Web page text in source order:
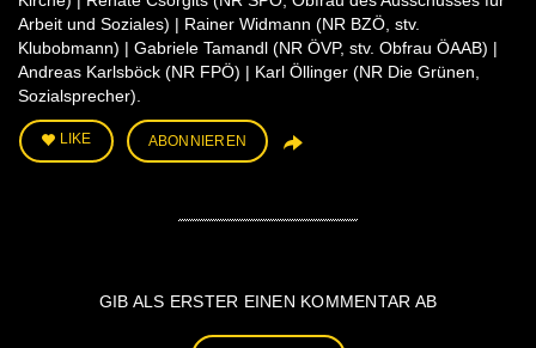
Arbeit und Soziales) | Rainer Widmann (NR BZÖ, stv.
Klubobmann) | Gabriele Tamandl (NR ÖVP, stv. Obfrau ÖAAB) |
Andreas Karlsböck (NR FPÖ) | Karl Öllinger (NR Die Grünen,
Sozialsprecher).
LIKE ABONNIEREN
GIB ALS ERSTER EINEN KOMMENTAR AB